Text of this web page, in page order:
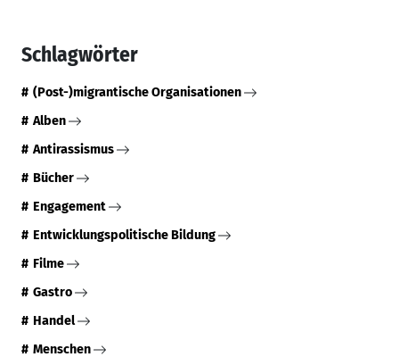
Schlagwörter
(Post-)migrantische Organisationen
Alben
Antirassismus
Bücher
Engagement
Entwicklungspolitische Bildung
Filme
Gastro
Handel
Menschen